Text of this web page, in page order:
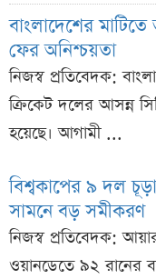
বাংলাদেশের
ফের অনিশ্চয়তা
নিজস্ব প্রতিবেদক:
ক্রিকেট দলের আসন্ন
হয়েছে। আগামী ...
বিশ্বকাপের ৯ দল
সামনে বড় সমীকরণ
নিজস্ব প্রতিবেদক:
ওয়ানডেতে ৯২ রানের